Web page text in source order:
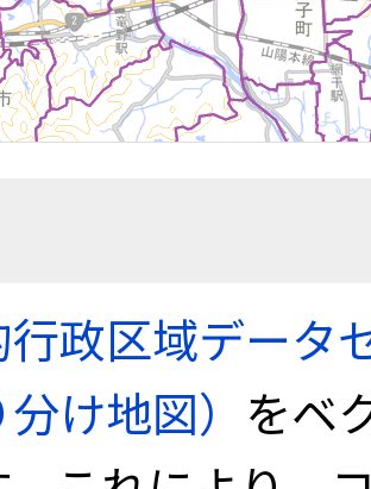
政区域データ
分け地図） をベ